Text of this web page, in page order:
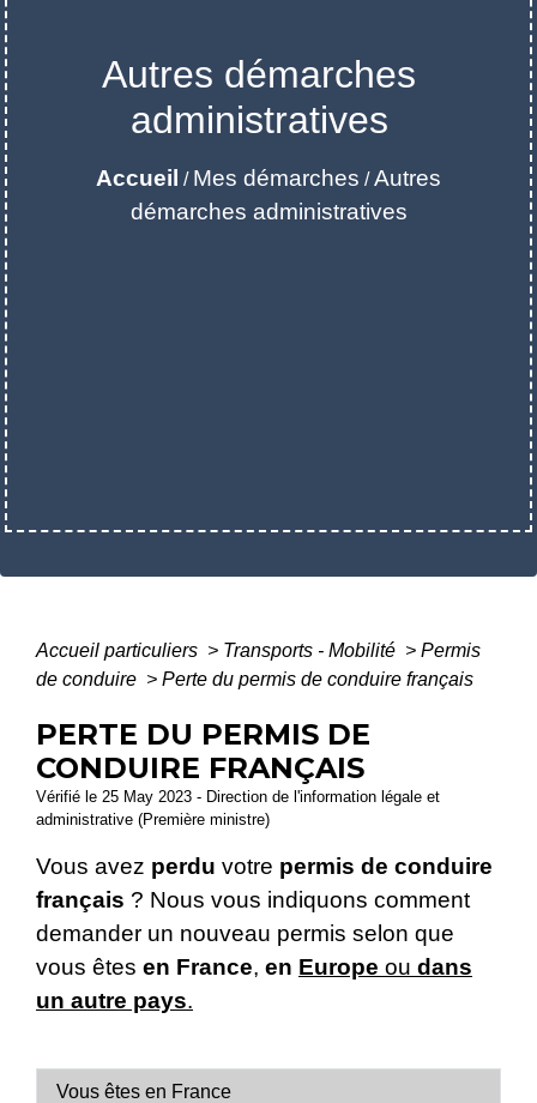
Autres démarches
administratives
Accueil / Mes démarches /Autres
démarches administratives
Accueil particuliers > Transports - Mobilité > Permis
de conduire > Perte du permis de conduire français
PERTE DU PERMIS DE
CONDUIRE FRANÇAIS
Vérifié le 25 May 2023 - Direction de l'information légale et
administrative (Première ministre)
Vous avez perdu votre permis de conduire
français ? Nous vous indiquons comment
demander un nouveau permis selon que
vous êtes en France, en Europe ou dans
un autre pays.
Vous êtes en France